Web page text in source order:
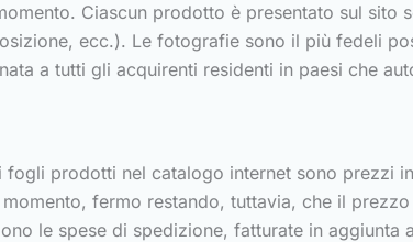
Ciascun prodotto è presentato sul
ecc.). Le fotografie sono il più fedeli
a tutti gli acquirenti residenti in paesi che
fogli prodotti nel catalogo internet sono prezzi
fermo restando, tuttavia, che il
le spese di spedizione, fatturate in